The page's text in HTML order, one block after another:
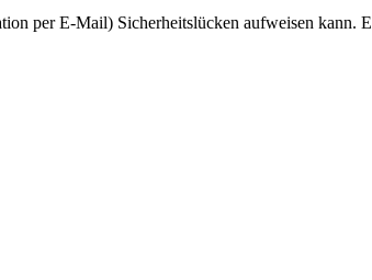
per E-Mail) Sicherheitslücken aufweisen